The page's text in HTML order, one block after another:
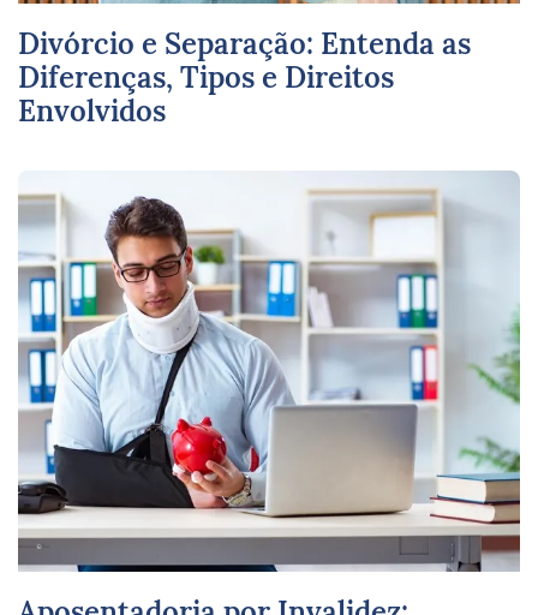
Divórcio e Separação: Entenda as
Diferenças, Tipos e Direitos
Envolvidos